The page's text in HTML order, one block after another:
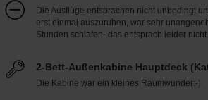
Die Ausflüge entsprachen nicht unbedingt
erst einmal auszuruhen, war sehr
Stunden schlafen- das entsprach leider
2-Bett-Außenkabine Hauptdeck
Die Kabine war ein kleines Raumwunder:-)